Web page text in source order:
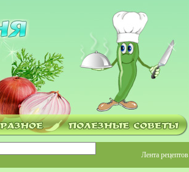
Лента рецептов